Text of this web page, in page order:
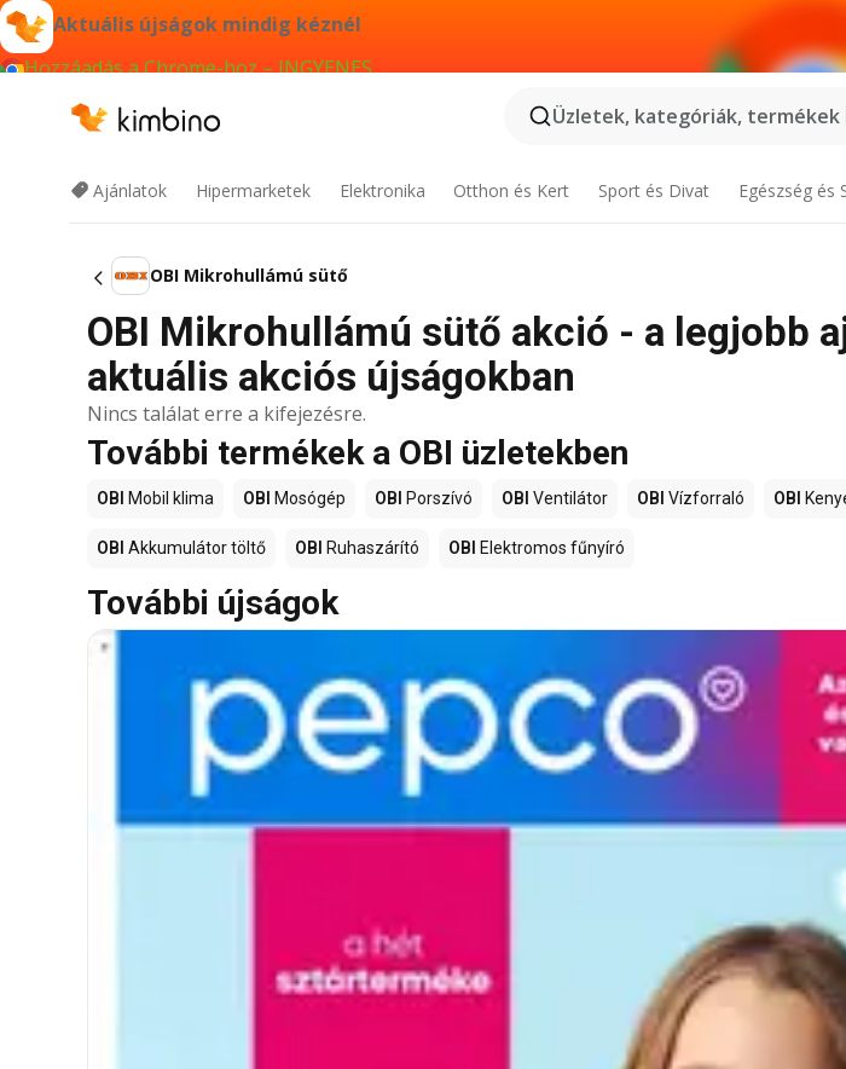
Aktuális újságok mindig kéznél
Hozzáadás a Chrome-hoz – INGYENES
Üzletek, kategóriák, termékek
Ajánlatok Hipermarketek Elektronika Otthon és Kert Sport és Divat Egészség és
OBI Mikrohullámú sütő
OBI Mikrohullámú sütő akció - a legjobb
aktuális akciós újságokban
Nincs találat erre a kifejezésre.
További termékek a OBI üzletekben
OBI Mobil klima OBI Mosógép OBI Porszívó OBI Ventilátor OBI Vízforraló OBI
OBI Akkumulátor töltő OBI Ruhaszárító OBI Elektromos fűnyíró
További újságok